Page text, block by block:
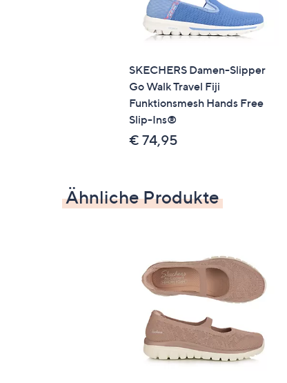
SKECHERS Damen-Slipper
Go Walk Travel Fiji
Funktionsmesh Hands Free
Slip-Ins®
€ 74,95
Ähnliche Produkte